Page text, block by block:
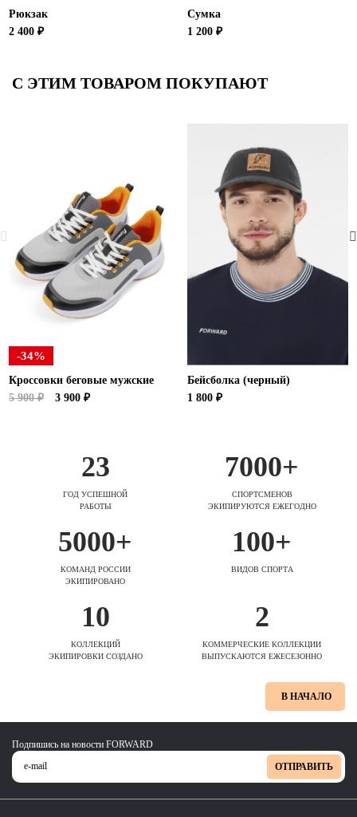
Рюкзак
2 400 ₽
Сумка
1 200 ₽
С ЭТИМ ТОВАРОМ ПОКУПАЮТ
-34%
Кроссовки беговые мужские
5 900 ₽
3 900 ₽
Бейсболка (черный)
1 800 ₽
23
ГОД УСПЕШНОЙ
РАБОТЫ
7000+
СПОРТСМЕНОВ
ЭКИПИРУЮТСЯ ЕЖЕГОДНО
5000+
КОМАНД РОССИИ
ЭКИПИРОВАНО
100+
ВИДОВ СПОРТА
10
КОЛЛЕКЦИЙ
ЭКИПИРОВКИ СОЗДАНО
2
КОММЕРЧЕСКИЕ КОЛЛЕКЦИИ
ВЫПУСКАЮТСЯ ЕЖЕСЕЗОННО
В НАЧАЛО
Подпишись на новости FORWARD
ОТПРАВИТЬ